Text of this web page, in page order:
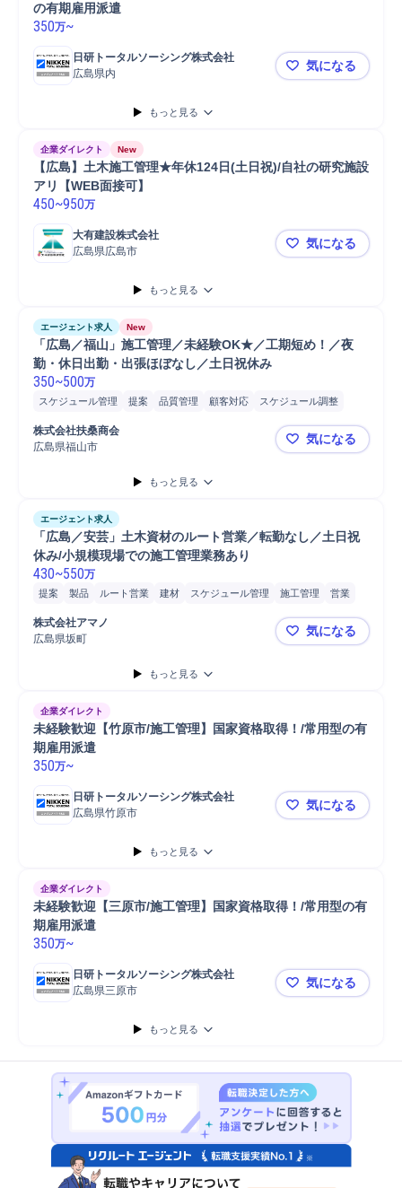
の有期雇用派遣
350万~
日研トータルソーシング株式会社
広島県内
未経験歓迎
気になる
もっと見る
企業ダイレクト New
【広島】土木施工管理★年休124日(土日祝)/自社の研究施設
アリ【WEB面接可】
450~950万
大有建設株式会社
広島県広島市
【広島】土
気になる
もっと見る
エージェント求人 New
「広島／福山」施工管理／未経験OK★／工期短め！／夜
勤・休日出勤・出張ほぼなし／土日祝休み
350~500万
スケジュール管理 提案 品質管理 顧客対応
スケジュール調整
巡回
発注 立会い
工事進捗管理
納期管理
施工管理
Microsoft Power... 書類作成
建材営業
設備保全
株式会社扶桑商会
広島県福山市
「広島／福
気になる
もっと見る
エージェント求人
「広島／安芸」土木資材のルート営業／転勤なし／土日祝
休み/小規模現場での施工管理業務あり
430~550万
提案 製品 ルート営業 建材 スケジュール管理 施工管理
営業
販売
業務設計
安全管理
顧客 ゼネコン
顧客 建設会社
代理店向け営業 顧客折衝
株式会社アマノ
広島県坂町
「広島／安
気になる
もっと見る
企業ダイレクト
未経験歓迎【竹原市/施工管理】国家資格取得！/常用型の有
期雇用派遣
350万~
日研トータルソーシング株式会社
広島県竹原市
未経験歓迎
気になる
もっと見る
企業ダイレクト
未経験歓迎【三原市/施工管理】国家資格取得！/常用型の有
期雇用派遣
350万~
日研トータルソーシング株式会社
広島県三原市
未経験歓迎
気になる
もっと見る